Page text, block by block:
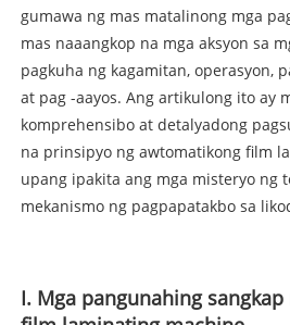
gumawa ng mas matalinong mga
mas naaangkop na mga aksyon sa
pagkuha ng kagamitan, operasyon,
at pag -aayos. Ang artikulong ito ay
komprehensibo at detalyadong
na prinsipyo ng awtomatikong film
upang ipakita ang mga misteryo ng
mekanismo ng pagpapatakbo sa
I. Mga pangunahing